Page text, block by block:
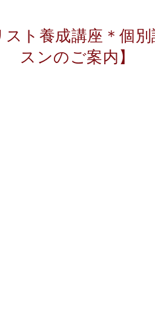
スト養成講座＊個
スンのご案内】